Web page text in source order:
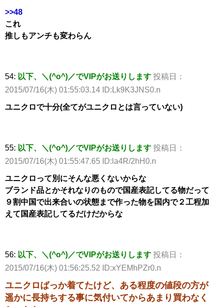
>>48
これ
推しもアンチも変わらん
54: 以下、＼(^o^)／でVIPがお送りします 投稿日：
2015/07/16(木) 01:55:03.14 ID:Lk9K3JNS0.n
ユニクロで十分(全てがユニクロとは言っていない)
55: 以下、＼(^o^)／でVIPがお送りします 投稿日：
2015/07/16(木) 01:55:47.65 ID:la4R/2hH0.n
ユニクロって別にそんな悪くないからな
ブランド品とかそれなりのもので国産表記してる物だって
９割中国で出来合いの状態まで作った物を国内で２工程加
えて国産表記してるだけだからな
56: 以下、＼(^o^)／でVIPがお送りします 投稿日：
2015/07/16(木) 01:56:25.52 ID:xYEMhPZr0.n
ユニクロばっか着てたけど、ある程度の値段の方が
遥かに長持ちする事に気付いてからあまり買わなく